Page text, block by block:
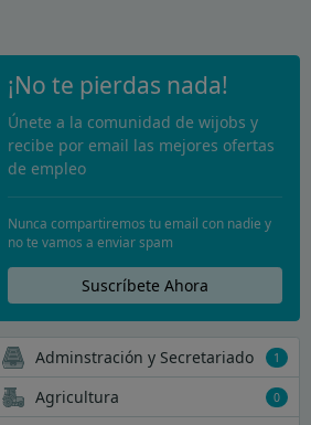
¡No te pierdas nada!
Únete a la comunidad de wijobs y
recibe por email las mejores ofertas
de empleo
Nunca compartiremos tu email con nadie y
no te vamos a enviar spam
Suscríbete Ahora
Adminstración y Secretariado 1
Agricultura 0